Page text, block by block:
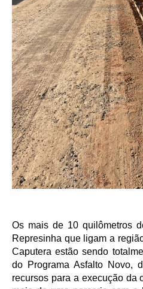
Os mais de 10 quilômetros
Represinha que ligam a
Caputera estão sendo
do Programa Asfalto Novo,
recursos para a execução da